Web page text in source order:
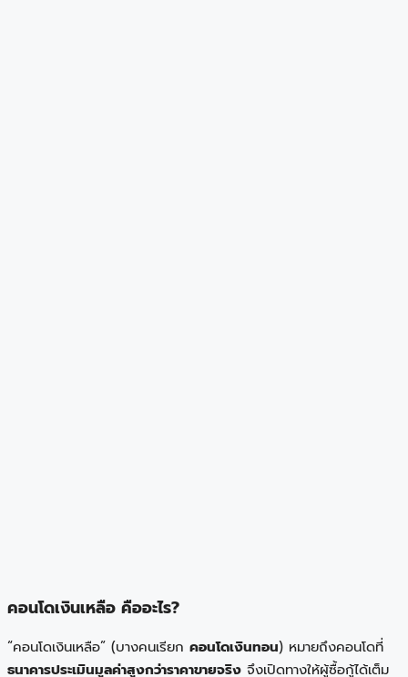
คอนโดเงินเหลือ คืออะไร?
“คอนโดเงินเหลือ” (บางคนเรียก คอนโดเงินทอน) หมายถึงคอนโดที่
ธนาคารประเมินมูลค่าสูงกว่าราคาขายจริง จึงเปิดทางให้ผู้ซื้อกู้ได้เต็ม